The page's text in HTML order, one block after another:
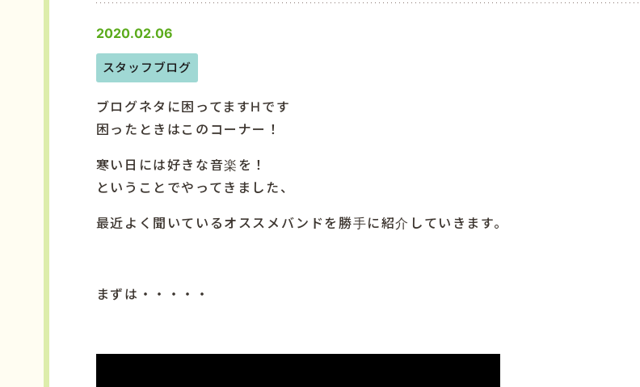
2020.02.06
スタッフブログ
ブログネタに困ってますHです
困ったときはこのコーナー！
寒い日には好きな音楽を！
ということでやってきました、
最近よく聞いているオススメバンドを勝手に紹介していきます。
まずは・・・・・